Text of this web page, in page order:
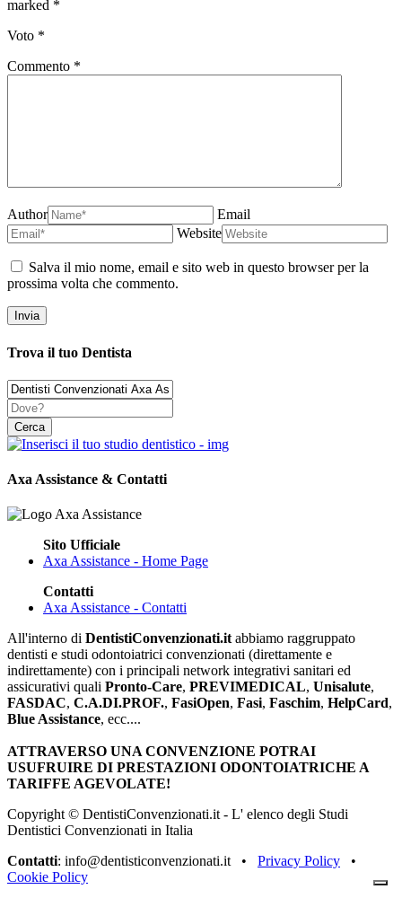
marked *
Voto *
Commento *
Author
Email
Website
Salva il mio nome, email e sito web in questo browser per la
prossima volta che commento.
Trova il tuo Dentista
Axa Assistance & Contatti
Sito Ufficiale
Axa Assistance - Home Page
Contatti
Axa Assistance - Contatti
All'interno di DentistiConvenzionati.it abbiamo raggruppato
dentisti e studi odontoiatrici convenzionati (direttamente e
indirettamente) con i principali network integrativi sanitari ed
assicurativi quali Pronto-Care, PREVIMEDICAL, Unisalute,
FASDAC, C.A.DI.PROF., FasiOpen, Fasi, Faschim, HelpCard,
Blue Assistance, ecc....
ATTRAVERSO UNA CONVENZIONE POTRAI
USUFRUIRE DI PRESTAZIONI ODONTOIATRICHE A
TARIFFE AGEVOLATE!
Copyright © DentistiConvenzionati.it - L' elenco degli Studi
Dentistici Convenzionati in Italia
Contatti: info@dentisticonvenzionati.it • Privacy Policy •
Cookie Policy